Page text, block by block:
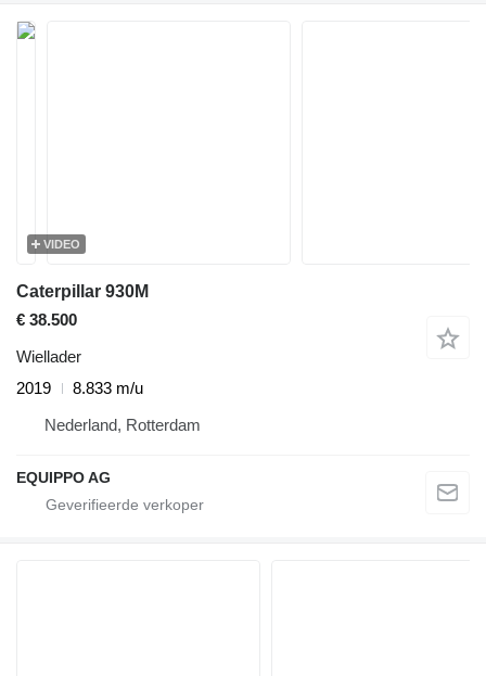
VIDEO
Caterpillar 930M
€ 38.500
Wiellader
2019
8.833 m/u
Nederland, Rotterdam
EQUIPPO AG